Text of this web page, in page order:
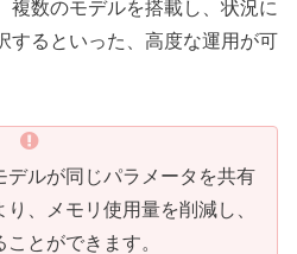
複数のモデルを搭載し、状況に
するといった、高度な運用が可
デルが同じパラメータを共有
、メモリ使用量を削減し、
とができます。